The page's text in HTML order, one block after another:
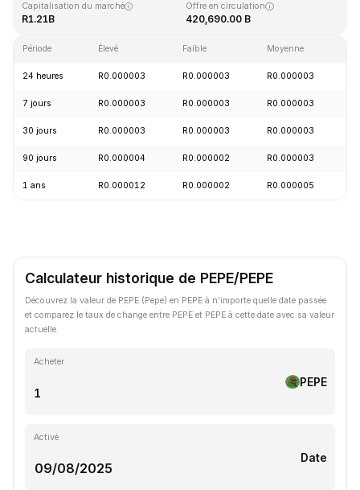
Capitalisation du marché
R1.21B
Offre en circulation
420,690.00 B
Période Élevé Faible Moyenne
24 heures R0.000003 R0.000003 R0.000003
7 jours R0.000003 R0.000003 R0.000003
30 jours R0.000003 R0.000003 R0.000003
90 jours R0.000004 R0.000002 R0.000003
1 ans R0.000012 R0.000002 R0.000005
Calculateur historique de PEPE/PEPE
Découvrez la valeur de PEPE (Pepe) en PEPE à n'importe quelle date passée
et comparez le taux de change entre PEPE et PEPE à cette date avec sa valeur
actuelle.
Acheter
PEPE
Activé
Date